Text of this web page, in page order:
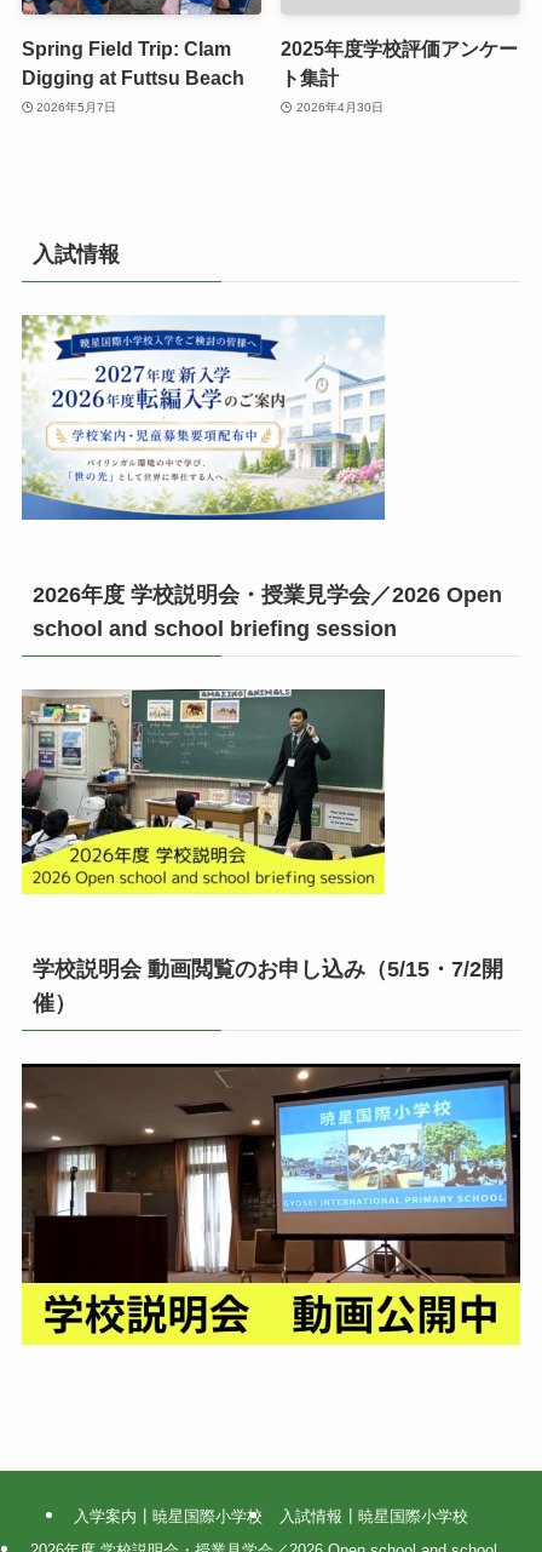
Spring Field Trip: Clam
Digging at Futtsu Beach
2026年5月7日
2025年度学校評価アンケー
ト集計
2026年4月30日
入試情報
2026年度 学校説明会・授業見学会／2026 Open
school and school briefing session
学校説明会 動画閲覧のお申し込み（5/15・7/2開
催）
入学案内┃暁星国際小学校
入試情報┃暁星国際小学校